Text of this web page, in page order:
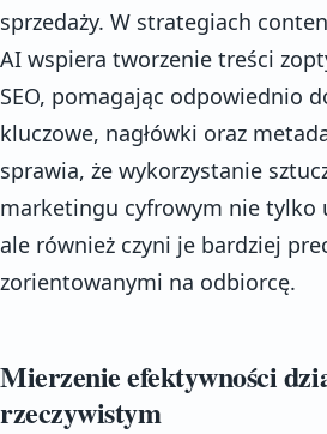
sprzedaży. W strategiach
AI wspiera tworzenie treści
SEO, pomagając odpowiednio
kluczowe, nagłówki oraz
sprawia, że wykorzystanie
marketingu cyfrowym nie tylko
ale również czyni je bardziej
zorientowanymi na odbiorcę.
Mierzenie efektywności
rzeczywistym